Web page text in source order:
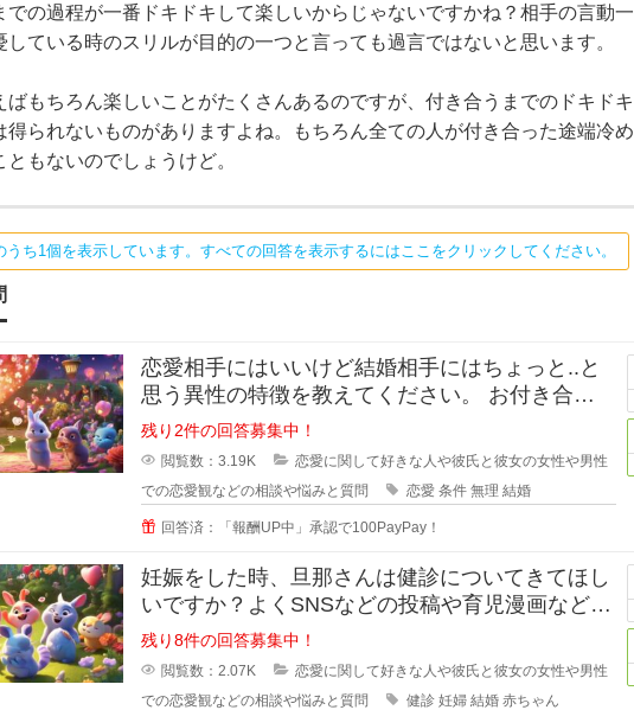
での過程が一番ドキドキして楽しいからじゃないですかね？相手の言動一
ている時のスリルが目的の一つと言っても過言ではないと思います。
ばもちろん楽しいことがたくさんあるのですが、付き合うまでのドキドキ
得られないものがありますよね。もちろん全ての人が付き合った途端冷め
もないのでしょうけど。
うち1個を表示しています。すべての回答を表示するにはここをクリックしてください。
恋愛相手にはいいけど結婚相手にはちょっと..と
思う異性の特徴を教えてください。 お付き合い
をしている間に相手のいい
残り2件の回答募集中！
閲覧数：3.19K
恋愛に関して好きな人や彼氏と彼女の女性や男性
での恋愛観などの相談や悩みと質問
恋愛 条件 無理 結婚
回答済：「報酬UP中」承認で100PayPay！
妊娠をした時、旦那さんは健診についてきてほし
いですか？よくSNSなどの投稿や育児漫画などを
見ていたりすると、仲の良さそう
残り8件の回答募集中！
閲覧数：2.07K
恋愛に関して好きな人や彼氏と彼女の女性や男性
での恋愛観などの相談や悩みと質問
健診 妊婦 結婚 赤ちゃん